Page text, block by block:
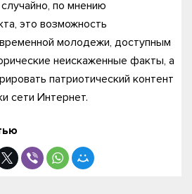
по мнению
это возможность
молодежи, доступным
неискаженные факты, а
патриотический контент
сети Интернет.